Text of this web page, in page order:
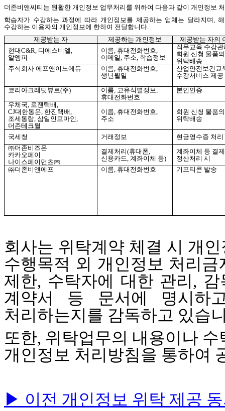
더존비앤씨티는 원활한 개인정보 업무처리를 위하여 다음과 같이 개인정보
학습자가 수강하는 과정에 따라 개인정보를 제공하는 업체는 달라지며
수강하는 이용자의 개인정보에 한하여 전달합니다
제공받는 자
제공하는 개인정보
제공받는 자의
현대C&R, 디에스비엘,
알엠피
이름, 휴대전화번호,
이메일, 주소, 학습정보
직무교육 수강관
회원 신청 물품의
위탁배송
주식회사 에프앤이노에듀
이름, 휴대전화번호,
생년월일
산업안전보건교
수강서비스 제공
코리아크레딧뷰로(주) 이름, 고유식별정보,
휴대전화번호
본인인증
우체국, 로젠택배,
CJ대한통운, 한진택배,
조세통람,삼일인포마인,
더존테크윌
이름, 휴대전화번호,
주소
회원 신청 물품의
위탁배송
국세청 거래정보
현금영수증 처리
㈜더존비즈온
카카오페이
나이스페이먼츠㈜
결제처리(휴대폰,
신용카드,계좌이체 등)
계좌이체 등 결
정산처리 시
㈜더존비앤에프
이름, 휴대전화번호 기프티콘 발송
회사는 위탁계약 체결 시 개
수행목적 외 개인정보 처리금
제한, 수탁자에 대한 관리 , 감
계약서 등 문서에 명시하
처리하는지를 감독하고 있습
또한, 위탁업무의 내용이나
개인정보 처리방침을 통하여
▶ 이전 개인정보 위탁 제공